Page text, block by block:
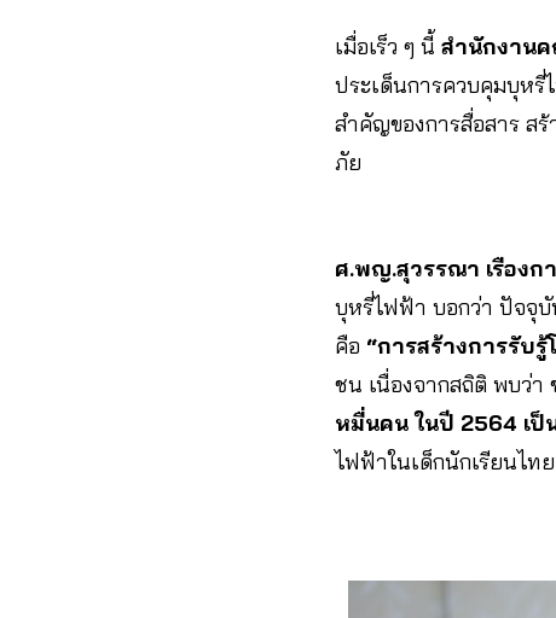
เมื่อเร็ว ๆ นี้ สำนักงาน
ประเด็นการควบคุมบุหรี่
สำคัญของการสื่อสาร ส
ภัย
ศ.พญ.สุวรรณา เรืองก
บุหรี่ไฟฟ้า บอกว่า ปัจจุ
คือ “การสร้างการรับ
ชน เนื่องจากสถิติ พบว่า
หมื่นคน ในปี 2564 เป็
ไฟฟ้าในเด็กนักเรียนไท